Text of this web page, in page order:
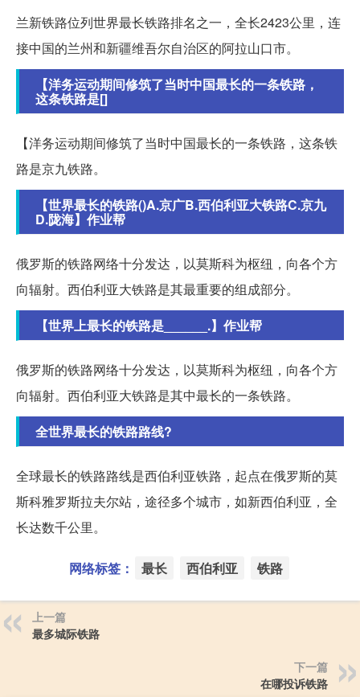
兰新铁路位列世界最长铁路排名之一，全长2423公里，连
接中国的兰州和新疆维吾尔自治区的阿拉山口市。
【洋务运动期间修筑了当时中国最长的一条铁路，
这条铁路是[]
【洋务运动期间修筑了当时中国最长的一条铁路，这条铁
路是京九铁路。
【世界最长的铁路()A.京广B.西伯利亚大铁路C.京九
D.陇海】作业帮
俄罗斯的铁路网络十分发达，以莫斯科为枢纽，向各个方
向辐射。西伯利亚大铁路是其最重要的组成部分。
【世界上最长的铁路是______.】作业帮
俄罗斯的铁路网络十分发达，以莫斯科为枢纽，向各个方
向辐射。西伯利亚大铁路是其中最长的一条铁路。
全世界最长的铁路路线?
全球最长的铁路路线是西伯利亚铁路，起点在俄罗斯的莫
斯科雅罗斯拉夫尔站，途径多个城市，如新西伯利亚，全
长达数千公里。
网络标签： 最长 西伯利亚 铁路
上一篇
最多城际铁路
下一篇
在哪投诉铁路